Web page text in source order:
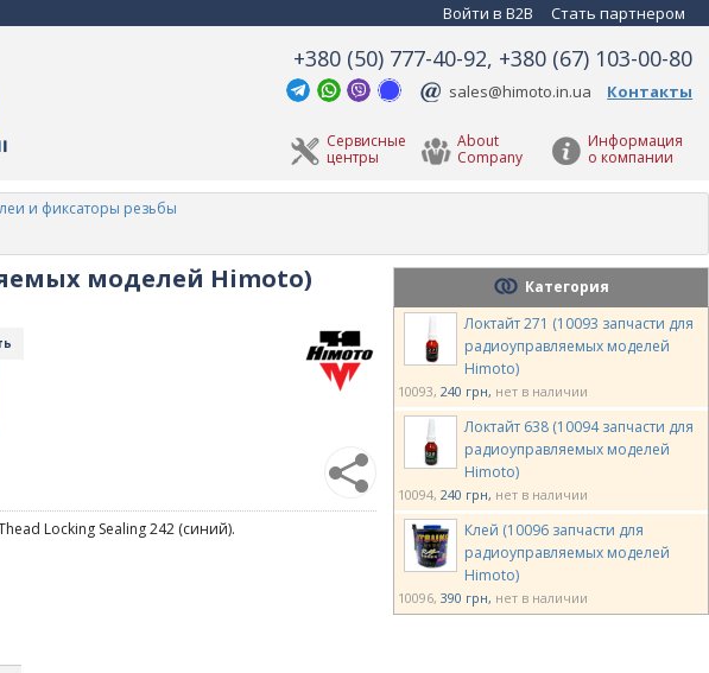
Войти в B2B Стать партнером
+380 (50) 777-40-92, +380 (67) 103-00-80
sales@himoto.in.ua Контакты
Информация
о компании
About
Company
Сервисные
центры
и фиксаторы резьбы
моделей Himoto)
Locking Sealing 242 (синий).
Категория
Локтайт 271 (10093 запчасти для
радиоуправляемых моделей
Himoto)
10093 240 грн нет в наличии
Локтайт 638 (10094 запчасти для
радиоуправляемых моделей
Himoto)
10094 240 грн нет в наличии
Клей (10096 запчасти для
радиоуправляемых моделей
Himoto)
10096 390 грн нет в наличии